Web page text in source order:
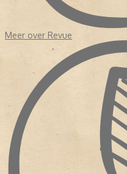
Meer over Revue